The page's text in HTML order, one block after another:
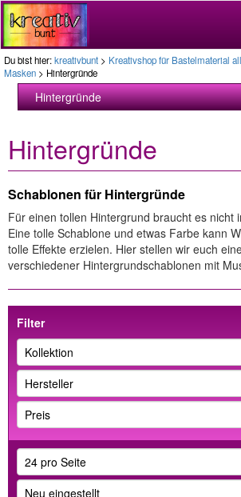
Du bist hier:kreativbunt > Kreativshop für Bastelmaterial
Masken > Hintergründe
Hintergründe
Schablonen für Hintergründe
Für einen tollen Hintergrund braucht es nicht
Eine tolle Schablone und etwas Farbe kann
tolle Effekte erzielen. Hier stellen wir euch
verschiedener Hintergrundschablonen mit
Filter